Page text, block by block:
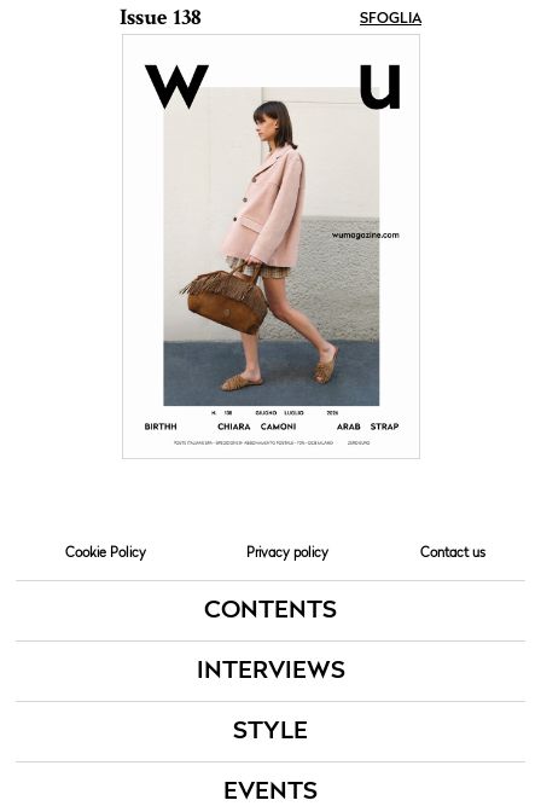
Issue 138 SFOGLIA
Cookie Policy Privacy policy Contact us
CONTENTS
INTERVIEWS
STYLE
EVENTS